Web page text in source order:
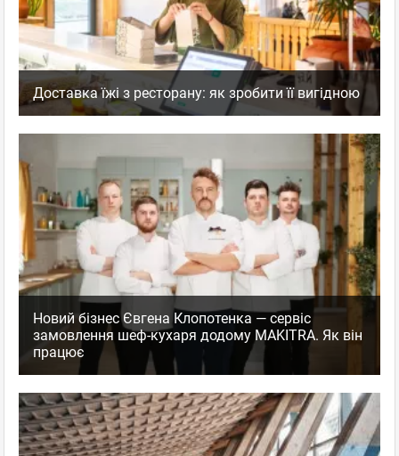
Доставка їжі з ресторану: як зробити її вигідною
Новий бізнес Євгена Клопотенка — сервіс
замовлення шеф-кухаря додому MAKITRA. Як він
працює